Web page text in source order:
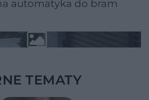
automatyka do bram
TEMATY